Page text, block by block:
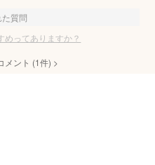
質問
めってありますか？
メント (1件) >